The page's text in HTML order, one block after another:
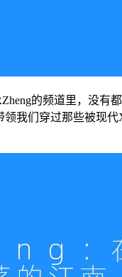
的频道里，没
我们穿过那些被现